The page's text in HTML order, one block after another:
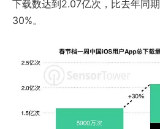
下载数达到2.07亿次，比去年同
30%。